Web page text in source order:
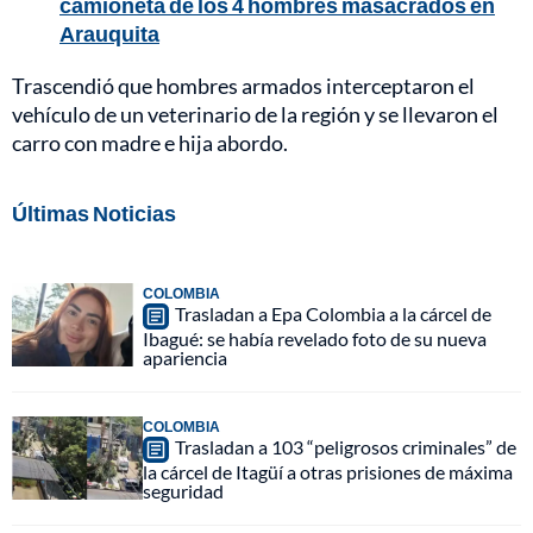
Arauquita
Trascendió que hombres armados interceptaron el
vehículo de un veterinario de la región y se llevaron el
carro con madre e hija abordo.
Últimas Noticias
COLOMBIA
Trasladan a Epa Colombia a la cárcel de
Ibagué: se había revelado foto de su nueva
apariencia
COLOMBIA
Trasladan a 103 “peligrosos criminales” de
la cárcel de Itagüí a otras prisiones de máxima
seguridad